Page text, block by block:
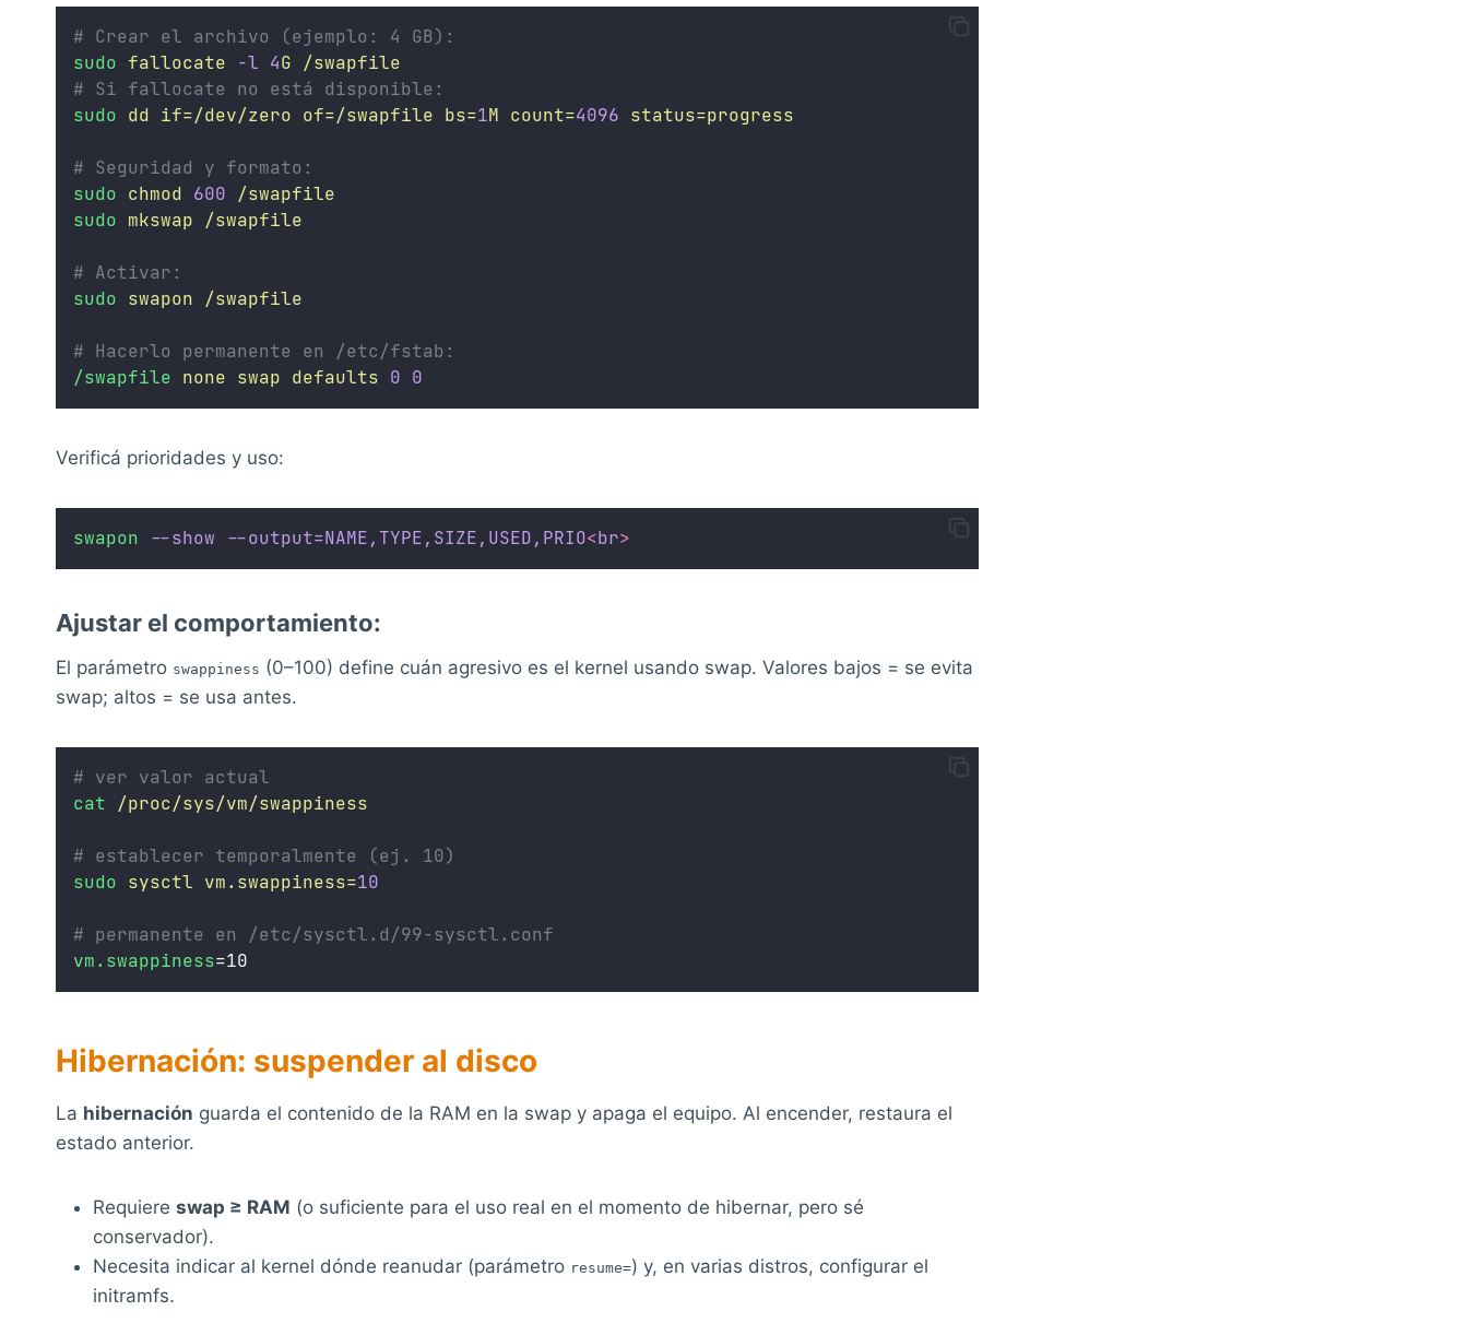
# Crear el archivo (ejemplo: 4 GB):
sudo fallocate -l 4G
/swapfile
# Si fallocate no está disponible:
sudo dd if=/dev/zero of=/swapfile bs=1M count=4096 status=progress
# Seguridad y formato:
sudo chmod 600
/swapfile
sudo mkswap /swapfile
# Activar:
sudo swapon /swapfile
# Hacerlo permanente en /etc/fstab:
/swapfile none swap defaults 0 0
Verificá prioridades y uso:
swapon --show --output=NAME,TYPE,SIZE,USED,PRIO<br>
Ajustar el comportamiento:
El parámetro swappiness (0–100) define cuán agresivo es el kernel usando swap. Valores bajos = se evita
swap; altos = se usa antes.
# ver valor actual
cat
/proc/sys/vm/swappiness
# establecer temporalmente (ej. 10)
sudo sysctl vm.swappiness=10
# permanente en /etc/sysctl.d/99-sysctl.conf
vm.swappiness=10
Hibernación: suspender al disco
La hibernación guarda el contenido de la RAM en la swap y apaga el equipo. Al encender, restaura el
estado anterior.
Requiere swap ≥ RAM (o suficiente para el uso real en el momento de hibernar, pero sé
conservador).
Necesita indicar al kernel dónde reanudar (parámetro resume=) y, en varias distros, configurar el
initramfs.